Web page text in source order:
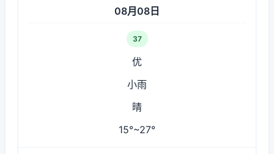
08月08日
37
优
小雨
晴
15°~27°